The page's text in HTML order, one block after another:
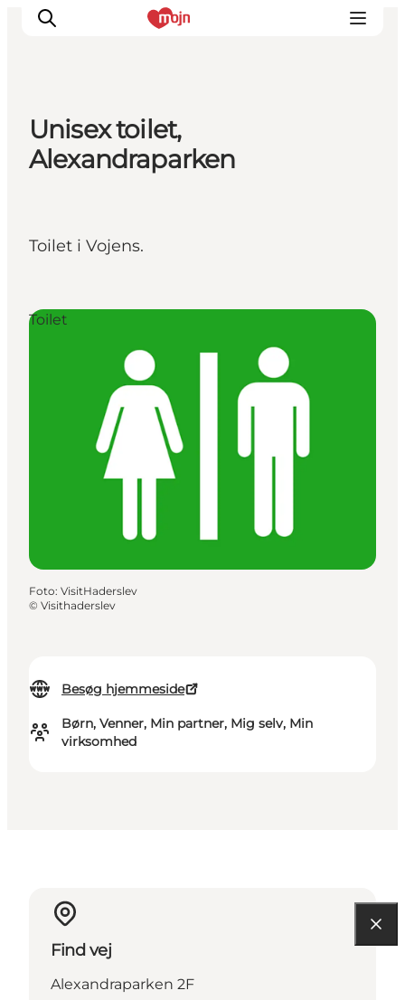
Oplevelser
Byer & Steder
Planlæg din ferie
Unisex toilet,
Alexandraparken
Toilet i Vojens.
Besøg hjemmeside
Børn, Venner, Min partner, Mig selv, Min
virksomhed
Toilet
Foto: VisitHaderslev
© Visithaderslev
Find vej
Alexandraparken 2F